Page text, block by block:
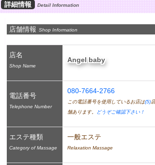
詳細情報 Detail Information
店舗情報 Shop Information
店名
Shop Name
Angel baby
電話番号
Telephone Number
080-7664-2766
この電話番号を使用しているお店は(5)店
舗あります。 どうぞご確認下さい！
エステ種類
Category of Massage
一般エステ
Relaxation Massage